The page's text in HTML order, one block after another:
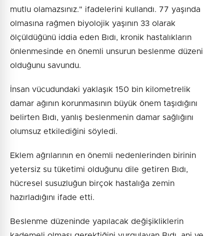
mutlu olamazsınız." ifadelerini kullandı. 77 yaşında
olmasına rağmen biyolojik yaşının 33 olarak
ölçüldüğünü iddia eden Bıdı, kronik hastalıkların
önlenmesinde en önemli unsurun beslenme düzeni
olduğunu savundu.
İnsan vücudundaki yaklaşık 150 bin kilometrelik
damar ağının korunmasının büyük önem taşıdığını
belirten Bıdı, yanlış beslenmenin damar sağlığını
olumsuz etkilediğini söyledi.
Eklem ağrılarının en önemli nedenlerinden birinin
yetersiz su tüketimi olduğunu dile getiren Bıdı,
hücresel susuzluğun birçok hastalığa zemin
hazırladığını ifade etti.
Beslenme düzeninde yapılacak değişikliklerin